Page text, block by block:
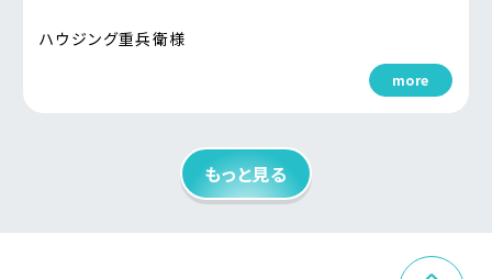
ハウジング重兵衛様
more
もっと見る